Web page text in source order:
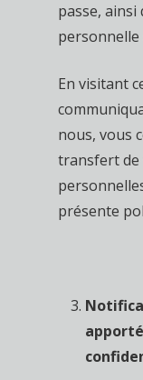
passe,
personnelle
En visitant
nous, vous
transfert
présente